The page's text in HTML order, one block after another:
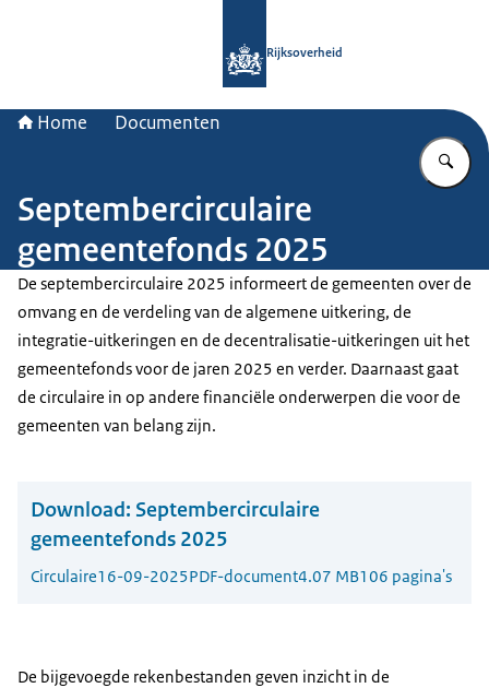
Rijksoverheid
Home Documenten
Septembercirculaire
gemeentefonds 2025
De septembercirculaire 2025 informeert de gemeenten over de
omvang en de verdeling van de algemene uitkering, de
integratie-uitkeringen en de decentralisatie-uitkeringen uit het
gemeentefonds voor de jaren 2025 en verder. Daarnaast gaat
de circulaire in op andere financiële onderwerpen die voor de
gemeenten van belang zijn.
Download: Septembercirculaire
gemeentefonds 2025
Circulaire16-09-2025PDF-document4.07 MB106 pagina's
De bijgevoegde rekenbestanden geven inzicht in de